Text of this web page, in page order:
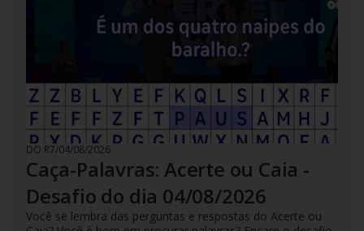
DO R7/04/08/2026
Caça-Palavras: Acerte ou Caia -
Desafio do dia 04/08/2026
Você se lembra das perguntas e respostas do Acerte ou